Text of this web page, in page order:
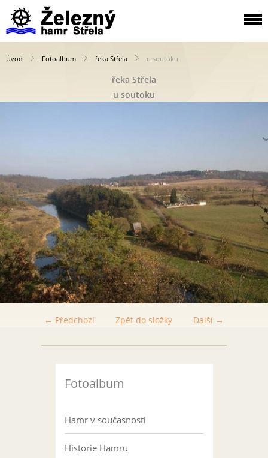
Úvod Fotoalbum řeka Střela u soutoku
řeka Střela
u soutoku
← Předchozí Další →
Zpět do složky
Fotoalbum
Hamr v současnosti
Historie Hamru